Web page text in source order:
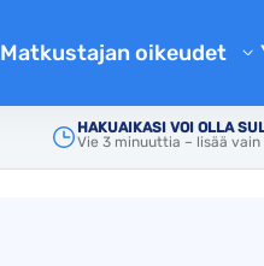
Matkustajan oikeudet
Lentokorvauksen laskuri
Lennon viivästyskorvaus
HAKUAIKASI VOI OLLA
Vie 3 minuuttia – lisää
Ryanair